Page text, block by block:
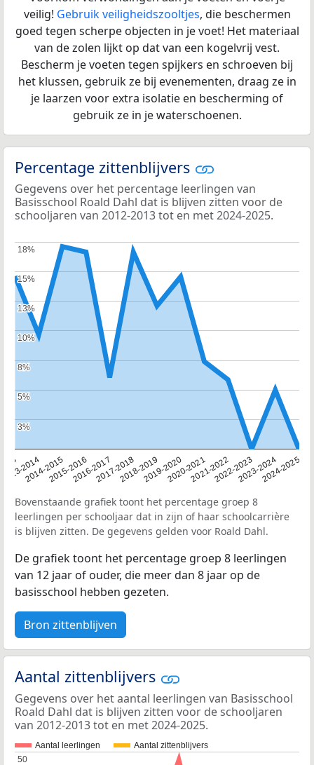
veilig! Gebruik veiligheidszooltjes, die beschermen
goed tegen scherpe objecten in je voet! Het materiaal
van de zolen lijkt op dat van een kogelvrij vest.
Bescherm je voeten tegen spijkers en schroeven bij
het klussen, gebruik ze bij evenementen, draag ze in
je laarzen voor extra isolatie en bescherming of
gebruik ze in je waterschoenen.
Percentage zittenblijvers
Gegevens over het percentage leerlingen van
Basisschool Roald Dahl dat is blijven zitten voor de
schooljaren van 2012-2013 tot en met 2024-2025.
2013-20142014-20152015-20162016-20172017-20182018-20192019-20202020-20212021-20222022-20232023-20242024-2025
3%
3%
5%
5%
8%
8%
10%
10%
13%
13%
15%
15%
18%
18%
Bovenstaande grafiek toont het percentage groep 8
leerlingen per schooljaar dat in zijn of haar schoolcarrière
is blijven zitten. De gegevens gelden voor Roald Dahl.
De grafiek toont het percentage groep 8 leerlingen
van 12 jaar of ouder, die meer dan 8 jaar op de
basisschool hebben gezeten.
Bron zittenblijven
Aantal zittenblijvers
Gegevens over het aantal leerlingen van Basisschool
Roald Dahl dat is blijven zitten voor de schooljaren
van 2012-2013 tot en met 2024-2025.
Aantal leerlingen Aantal zittenblijvers
50
50